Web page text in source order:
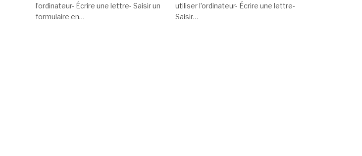
l’ordinateur- Écrire une lettre- Saisir un
formulaire en…
utiliser l’ordinateur- Écrire une lettre-
Saisir…